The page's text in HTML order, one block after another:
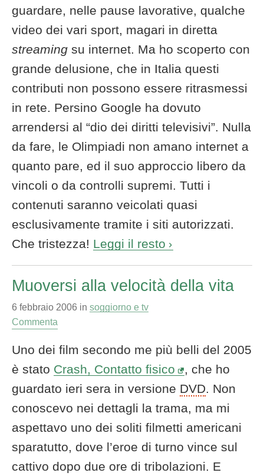
guardare, nelle pause lavorative, qualche
video dei vari sport, magari in diretta
streaming su internet. Ma ho scoperto con
grande delusione, che in Italia questi
contributi non possono essere ritrasmessi
in rete. Persino Google ha dovuto
arrendersi al “dio dei diritti televisivi”. Nulla
da fare, le Olimpiadi non amano internet a
quanto pare, ed il suo approccio libero da
vincoli o da controlli supremi. Tutti i
contenuti saranno veicolati quasi
esclusivamente tramite i siti autorizzati.
Che tristezza! Leggi il resto
Muoversi alla velocità della vita
6 febbraio 2006 in soggiorno e tv
Commenta
Uno dei film secondo me più belli del 2005
è stato Crash, Contatto fisico
, che ho
guardato ieri sera in versione DVD. Non
conoscevo nei dettagli la trama, ma mi
aspettavo uno dei soliti filmetti americani
sparatutto, dove l’eroe di turno vince sul
cattivo dopo due ore di tribolazioni. E
Apri il menu di navigazione